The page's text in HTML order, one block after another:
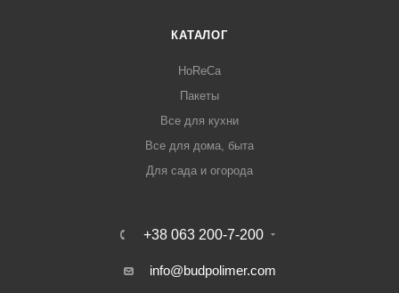
КАТАЛОГ
HoReCa
Пакеты
Все для кухни
Все для дома, быта
Для сада и огорода
+38 063 200-7-200
info@budpolimer.com